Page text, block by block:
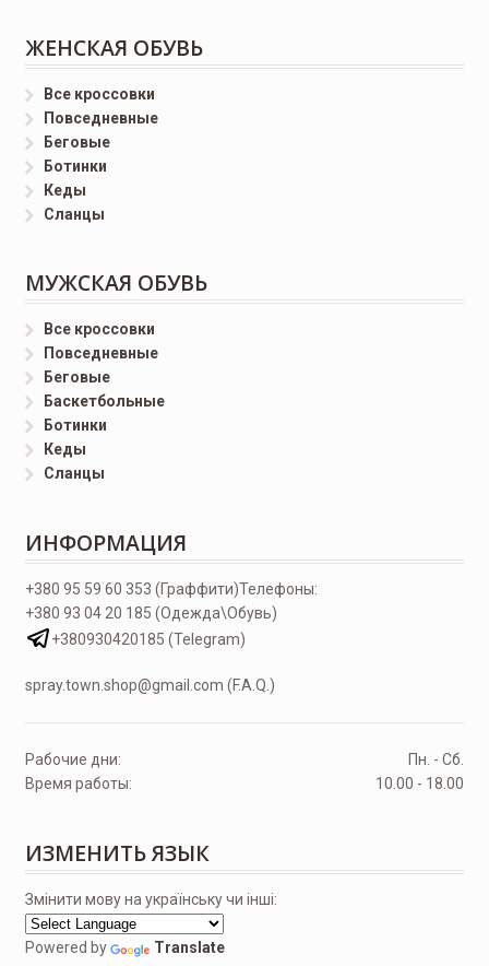
ЖЕНСКАЯ ОБУВЬ
Все кроссовки
Повседневные
Беговые
Ботинки
Кеды
Сланцы
МУЖСКАЯ ОБУВЬ
Все кроссовки
Повседневные
Беговые
Баскетбольные
Ботинки
Кеды
Сланцы
ИНФОРМАЦИЯ
Телефоны:
+380 95 59 60 353 (Граффити)
+380 93 04 20 185 (Одежда\Обувь)
+380930420185 (Telegram)
spray.town.shop@gmail.com (F.A.Q.)
Рабочие дни:
Пн. - Сб.
Время работы:
10.00 - 18.00
ИЗМЕНИТЬ ЯЗЫК
Змінити мову на українську чи інші:
Powered by Translate